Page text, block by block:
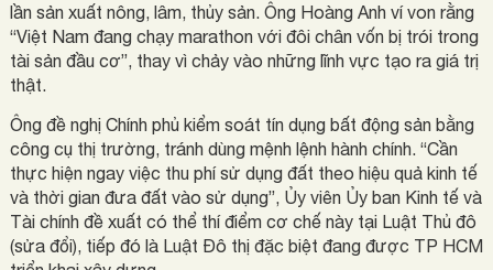
lần sản xuất nông, lâm, thủy sản. Ông Hoàng Anh ví von rằng
“Việt Nam đang chạy marathon với đôi chân vốn bị trói trong
tài sản đầu cơ”, thay vì chảy vào những lĩnh vực tạo ra giá trị
thật.
Ông đề nghị Chính phủ kiểm soát tín dụng bất động sản bằng
công cụ thị trường, tránh dùng mệnh lệnh hành chính. “Cần
thực hiện ngay việc thu phí sử dụng đất theo hiệu quả kinh tế
và thời gian đưa đất vào sử dụng”, Ủy viên Ủy ban Kinh tế và
Tài chính đề xuất có thể thí điểm cơ chế này tại Luật Thủ đô
(sửa đổi), tiếp đó là Luật Đô thị đặc biệt đang được TP HCM